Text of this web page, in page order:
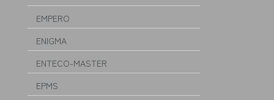
EMPERO
ENIGMA
ENTECO-MASTER
EPMS